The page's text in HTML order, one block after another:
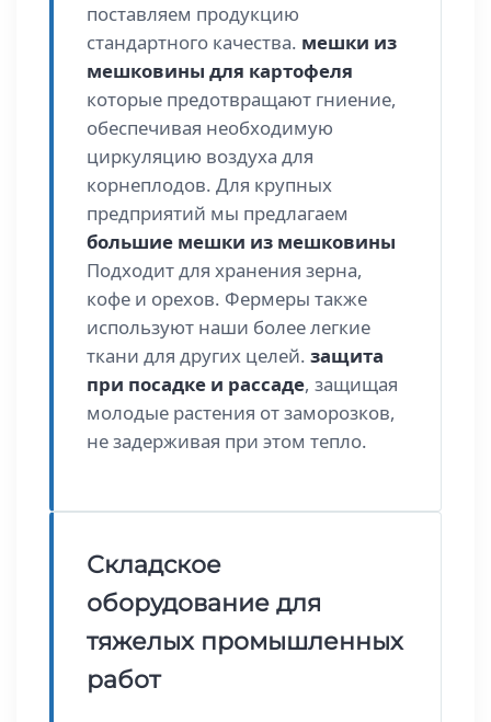
поставляем продукцию
стандартного качества. мешки из
мешковины для картофеля
которые предотвращают гниение,
обеспечивая необходимую
циркуляцию воздуха для
корнеплодов. Для крупных
предприятий мы предлагаем
большие мешки из мешковины
Подходит для хранения зерна,
кофе и орехов. Фермеры также
используют наши более легкие
ткани для других целей. защита
при посадке и рассаде, защищая
молодые растения от заморозков,
не задерживая при этом тепло.
Складское
оборудование для
тяжелых промышленных
работ